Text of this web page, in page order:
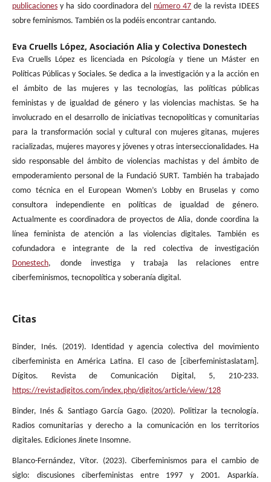
publicacionesy ha sido coordinadora del número 47 de la revista IDEES
sobre feminismos. También os la podéis encontrar cantando.
Eva Cruells López, Asociación Alia y Colectiva Donestech
Eva Cruells López es licenciada en Psicología y tiene un Máster en
Políticas Públicas y Sociales. Se dedica a la investigación y a la acción en
el ámbito de las mujeres y las tecnologías, las políticas públicas
feministas y de igualdad de género y las violencias machistas. Se ha
involucrado en el desarrollo de iniciativas tecnopolíticas y comunitarias
para la transformación social y cultural con mujeres gitanas, mujeres
racializadas, mujeres mayores y jóvenes y otras interseccionalidades. Ha
sido responsable del ámbito de violencias machistas y del ámbito de
empoderamiento personal de la Fundació SURT. También ha trabajado
como técnica en el European Women’s Lobby en Bruselas y como
consultora independiente en políticas de igualdad de género.
Actualmente es coordinadora de proyectos de Alia, donde coordina la
línea feminista de atención a las violencias digitales. También es
cofundadora e integrante de la red colectiva de investigación
Donestech, donde investiga y trabaja las relaciones entre
ciberfeminismos, tecnopolítica y soberanía digital.
Citas
Binder, Inés. (2019). Identidad y agencia colectiva del movimiento
ciberfeminista en América Latina. El caso de [ciberfeministaslatam].
Dígitos. Revista de Comunicación Digital, 5, 210-233.
https://revistadigitos.com/index.php/digitos/article/view/128
Binder, Inés & Santiago García Gago. (2020). Politizar la tecnología.
Radios comunitarias y derecho a la comunicación en los territorios
digitales. Ediciones Jinete Insomne.
Blanco-Fernández, Vítor. (2023). Ciberfeminismos para el cambio de
siglo: discusiones ciberfeministas entre 1997 y 2001. Asparkía.